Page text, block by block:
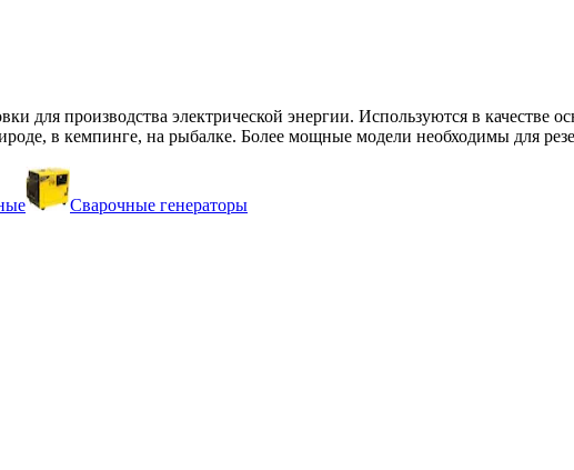
для производства электрической энергии. Используются в качестве
в кемпинге, на рыбалке. Более мощные модели необходимы для
Сварочные генераторы